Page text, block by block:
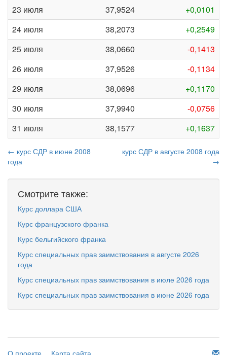
23 июля
37,9524
+0,0101
24 июля
38,2073
+0,2549
25 июля
38,0660
-0,1413
26 июля
37,9526
-0,1134
29 июля
38,0696
+0,1170
30 июля
37,9940
-0,0756
31 июля
38,1577 +0,1637
← курс СДР в июне 2008
года
курс СДР в августе 2008 года
→
Смотрите также:
Курс доллара США
Курс французского франка
Курс бельгийского франка
Курс специальных прав заимствования в августе 2026
года
Курс специальных прав заимствования в июле 2026 года
Курс специальных прав заимствования в июне 2026 года
О проекте Карта сайта